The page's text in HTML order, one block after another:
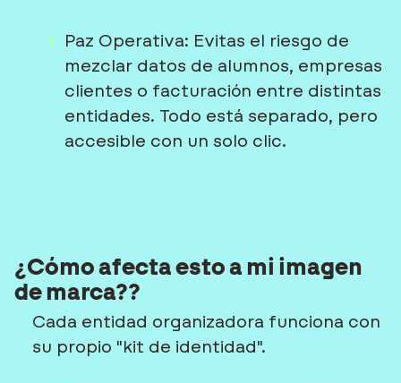
Paz Operativa: Evitas el riesgo de
mezclar datos de alumnos, empresas
clientes o facturación entre distintas
entidades. Todo está separado, pero
accesible con un solo clic.
¿Cómo afecta esto a mi imagen
de marca??
Cada entidad organizadora funciona con
su propio "kit de identidad".